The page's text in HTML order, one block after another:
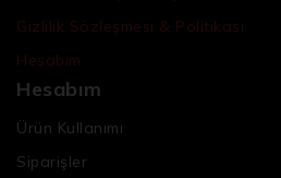
Gizlilik Sözleşmesi & Politikası
Hesabım
Hesabım
Ürün Kullanımı
Siparişler